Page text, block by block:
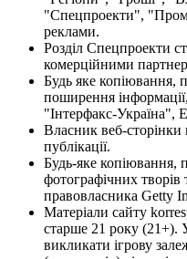
"Спецпроекти",
реклами.
Розділ Спецпроекти
комерційними
Будь яке копіювання,
поширення
"Інтерфакс-Україна",
Власник веб-сторінки
публікації.
Будь-яке копіювання,
фотографічних творів
правовласника Getty
Матеріали сайту
старше 21 року (21+).
викликати ігрову